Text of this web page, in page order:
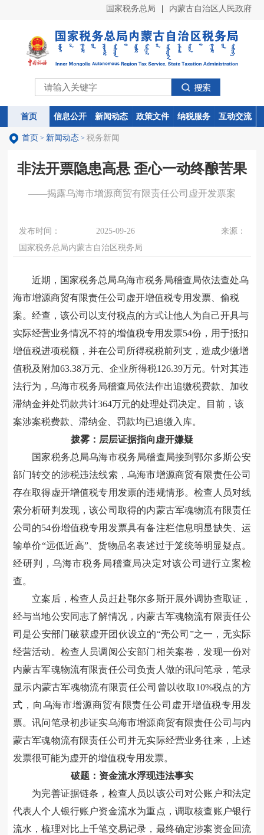
国家税务总局 内蒙古自治区人民政府
首页 信息公开 新闻动态 政策文件 纳税服务 互动交流
首页 信息公开 新闻动态 政策文件 纳税服务 互动交流
首页 > 新闻动态 > 税务新闻
非法开票隐患高悬 歪心一动终酿苦果
——揭露乌海市增源商贸有限责任公司虚开发票案
发布时间： 2025-09-26
来源：
国家税务总局内蒙古自治区税务局
近期，国家税务总局乌海市税务局稽查局依法查处乌
海市增源商贸有限责任公司 虚开增值税专用发票、偷税
案。经查，该公司以支付税点的方式让他人为自己开具与
实际经营业务情况不符的增值税专用发票54份， 用于抵扣
增值税进项税额，并在公司所得税税前列支 ，造成少缴增
值税及附加63.38万元、企业所得税126.39万元。针对其违
法行为，乌海市税务局稽查局依法作出追缴税费款、加收
滞纳金并处罚款共计364万元的处理处罚决定。目前，该
案涉案税费款、滞纳金、罚款均已追缴入库。
拨雾：层层证据指向虚开嫌疑
国家税务总局乌海市税务局稽查局接到鄂尔多斯公安
部门转交的涉税违法线索， 乌海市增源商贸有限责任公司
存在取得虚开增值税专用 发票的违规情形。检查人员对线
索分析研判发现 ，该公司 取得的内蒙古军魂物流有限责任
公司的54份增值税专用发票具有备注栏信息明显缺失、运
输单价“远低近高”、货物品名表述过于笼统等明显疑点。
经研判，乌海市税务局稽查局决定对该公司进行立案检
查。
立案后，检查人员赶赴鄂尔多斯开展外调协查取证，
经与当地公安同志了解情况， 内蒙古军魂物流有限责任公
司 是公安部门破获虚开团伙设立的“壳公司”之一，无实际
经营活动。 检查人员调阅公安部门相关案卷，发现一份对
内蒙古军魂物流有限责任公司负责人做的讯问笔录，笔录
显示内蒙古军魂物流有限责任公司曾以收取10%税点的方
式，向乌海市增源商贸有限责任公司 虚开增值税专用 发
票。讯问笔录初步证实乌海市增源商贸有限责任公司与内
蒙古军魂物流有限责任公司 并无实际经营业务往来，上述
发票很可能为虚开的增值税专用 发票。
破题：资金流水浮现违法事实
为完善证据链条，检查人员以该公司对公账户和法定
代表人个人银行账户资金流水为重点，调取核查账户银行
流水，梳理对比 上千笔交易记录 ， 最终确定涉案资金回流